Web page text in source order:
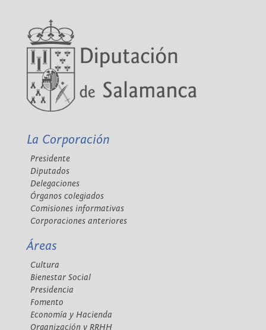
La Corporación
Presidente
Diputados
Delegaciones
Órganos colegiados
Comisiones informativas
Corporaciones anteriores
Áreas
Cultura
Bienestar Social
Presidencia
Fomento
Economía y Hacienda
Organización y RRHH